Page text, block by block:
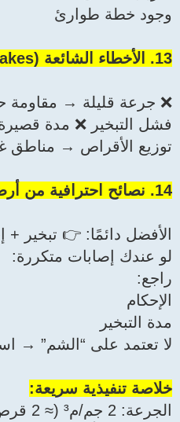
وجود خطة طوارئ
13. الأخطاء الشائعة (Critical Mistakes)
❌ جرعة قليلة →
فشل التبخير ❌ مدة
توزيع الأقراص → مناطق
14. نصائح احترافية من أرض الواقع
الأفضل دائمًا: 👉 تبخير +
لو عندك إصابات متكررة:
راجع:
الإحكام
مدة التبخير
لا تعتمد على “الشم” →
خلاصة تنفيذية سريعة:
الجرعة: 2 جم/م³ (≈ 2 قرص/م³)